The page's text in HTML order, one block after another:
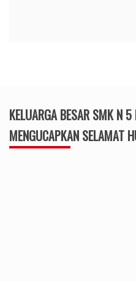
KELUARGA BESAR SMK N
MENGUCAPKAN SELAMAT